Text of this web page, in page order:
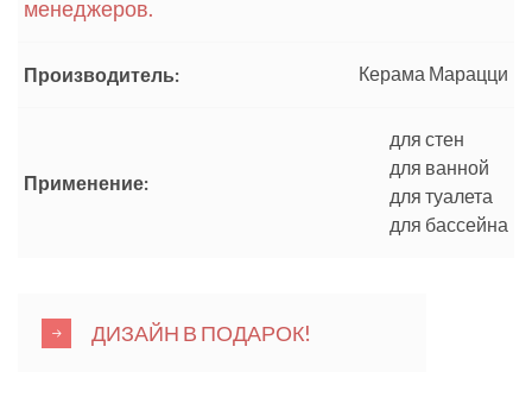
менеджеров.
Производитель: Керама Марацци
Применение:
для стен
для ванной
для туалета
для бассейна
ДИЗАЙН В ПОДАРОК!